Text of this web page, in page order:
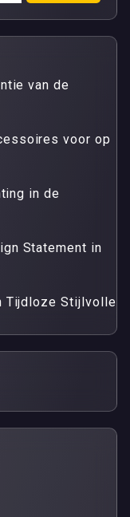
van de
voor op
in de
Statement in
Tijdloze Stijlvolle